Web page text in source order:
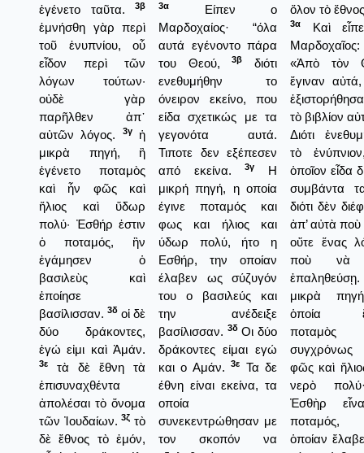
ἐγένετο ταῦτα.
3β
ἐμνήσθη γὰρ περὶ
τοῦ ἐνυπνίου, οὗ
εἶδον περὶ τῶν
λόγων τούτων·
οὐδὲ γὰρ
παρῆλθεν ἀπ᾿
αὐτῶν λόγος.
3γἡ
μικρὰ πηγή, ἣ
ἐγένετο ποταμὸς
καὶ ἦν φῶς καὶ
ἥλιος καὶ ὕδωρ
πολύ· Ἐσθήρ ἐστιν
ὁ ποταμός, ἣν
ἐγάμησεν ὁ
βασιλεὺς καὶ
ἐποίησε
βασίλισσαν. 3δ οἱ δὲ
δύο δράκοντες,
ἐγώ εἰμι καὶ Ἀμάν.
3ε
τὰ δὲ ἔθνη τὰ
ἐπισυναχθέντα
ἀπολέσαι τὸ ὄνομα
τῶν Ἰουδαίων.3ζ τὸ
δὲ ἔθνος τὸ ἐμόν,
3α
Είπεν ο
Μαρδοχαίος· “όλα
αυτά εγένοντο πάρα
του Θεού,3β
διότι
ενεθυμήθην το
όνειρον εκείνο, που
είδα σχετικώς με τα
γεγονότα αυτά.
Τιποτε δεν εξέπεσεν
από εκείνα.3γ
Η
μικρή πηγή, η οποία
έγινε ποταμός και
φως και ήλιος και
ύδωρ πολύ, ήτο η
Εσθήρ, την οποίαν
έλαβεν ως σύζυγόν
του ο βασιλεύς και
την ανέδειξε
βασίλισσαν. 3δΟι δύο
δράκοντες είμαι εγώ
και ο Αμάν.3ε
Τα δε
έθνη είναι εκείνα, τα
οποία
συνεκεντρώθησαν με
τον σκοπόν να
ὅλον τὸ
3α
Καὶ
Μαρδοχαῖος:
«Ἀπὸ τὸν
ἔγιναν
τὸ βιβλίον
Διότι
τὸ
ὁποῖον εἶδα
συμβάντα
διότι δὲν
ἀπ’ αὐτὰ ποὺ
οὔτε ἕνας
ποὺ νὰ
ἐπαληθεύσῃ.
μικρὰ
ὁποία
ποταμὸς
φῶς καὶ
νερὸ
Ἐσθὴρ
ποταμός,
ὁποίαν